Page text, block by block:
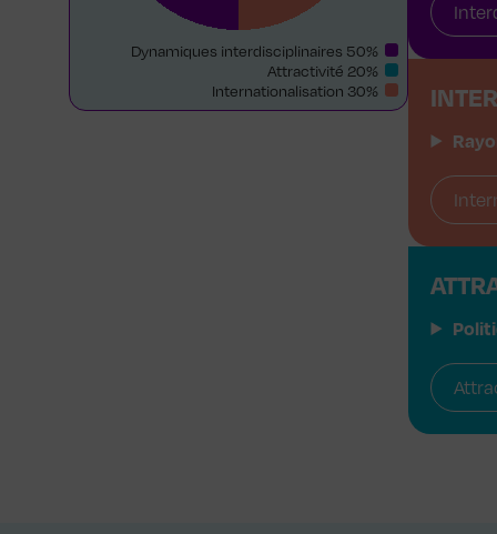
Dynamiques interdisciplinaires 50%
Attractivité 20%
Internationalisation 30%